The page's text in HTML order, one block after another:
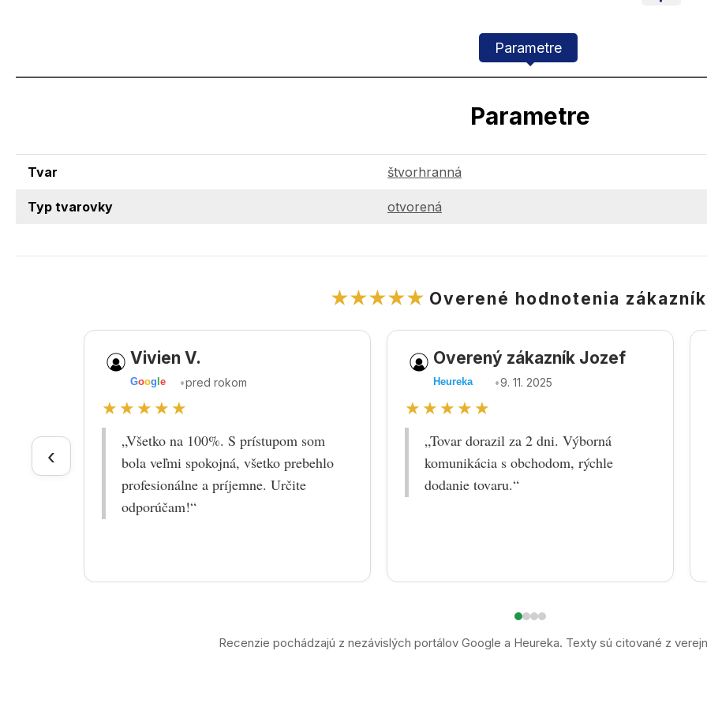
Parametre
Parametre
Tvar štvorhranná
Typ tvarovky otvorená
★★★★★ Overené hodnotenia
‹
Vivien V.
Goog le •pred rokom
★★★★★
„Všetko na 100%. S prístupom som
bola veľmi spokojná, všetko prebehlo
profesionálne a príjemne. Určite
odporúčam!“
Overený zákazník Jozef
Heureka •9. 11. 2025
★★★★★
„Tovar dorazil za 2 dni. Výborná
komunikácia s obchodom, rýchle
dodanie tovaru.“
Recenzie pochádzajú z nezávislých portálov Google a Heureka. Texty sú citované z